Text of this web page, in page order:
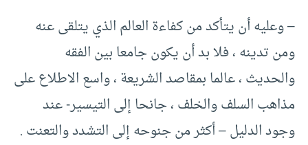
– وعليه أن يتأكد من كفاءة العالم الذي يتلقى عنه
ومن تدينه ، فلا بد أن يكون جامعا بين الفقه
والحديث ، عالما بمقاصد الشريعة ، واسع الاطلاع على
مذاهب السلف والخلف ، جانحا إلى التيسير- عند
وجود الدليل – أكثر من جنوحه إلى التشدد والتعنت .